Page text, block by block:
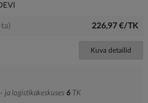
226,97 €/TK
Kuva detailid
ja logistikakeskuses 6 TK